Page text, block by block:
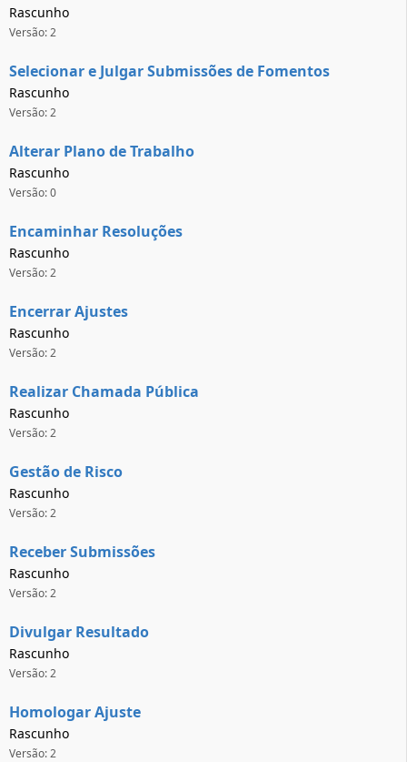
Rascunho
Versão: 2
Selecionar e Julgar Submissões de Fomentos
Rascunho
Versão: 2
Alterar Plano de Trabalho
Rascunho
Versão: 0
Encaminhar Resoluções
Rascunho
Versão: 2
Encerrar Ajustes
Rascunho
Versão: 2
Realizar Chamada Pública
Rascunho
Versão: 2
Gestão de Risco
Rascunho
Versão: 2
Receber Submissões
Rascunho
Versão: 2
Divulgar Resultado
Rascunho
Versão: 2
Homologar Ajuste
Rascunho
Versão: 2